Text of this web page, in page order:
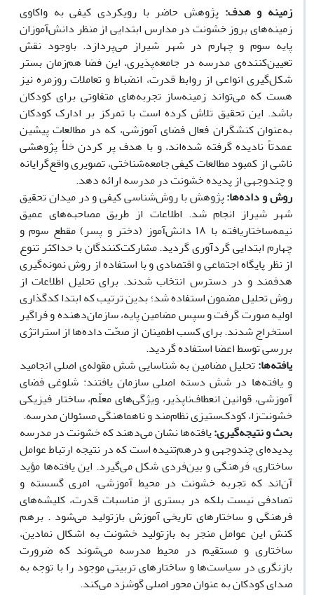
زمینه و هدف: پژوهش حاضر با رویکردی کیفی به واکاوی
زمینه‌های بروز خشونت در مدارس ابتدایی از منظر دانش‌آموزان
پایه سوم و چهارم در شهر شیراز می‌پردازد. باوجود نقش
تعیین‌کننده‌ی مدرسه در جامعه‌پذیری، این فضا هم‌زمان بستر
شکل‌گیری انواعی از روابط قدرت، انضباط و تعاملات روزمره نیز
هست که می‌تواند زمینه‌ساز تجربه‌های متفاوتی برای کودکان
باشد. این تحقیق تلاش کرده است با تمرکز بر ادارک کودکان
به‌عنوان کنشگران فعال فضای آموزشی، که در مطالعات پیشین
عمدتاً نادیده گرفته شده‌اند، و با هدف پر کردن خلأ پژوهشی
ناشی از کمبود مطالعات کیفی جامعه‌شناختی، تصویری واقع‌گرایانه
و چندوجهی از پدیده خشونت در مدرسه ارائه دهد.
روش و دادهها:پژوهش با روش‌شناسی کیفی و در میدان تحقیق
شهر شیراز انجام شد. اطلاعات از طریق مصاحبه‌های عمیق
نیمه‌ساختاریافته با ۱۸ دانش‌آموز (دختر و پسر) مقطع سوم و
چهارم ابتدایی گردآوری گردید. مشارکت‌کنندگان با حداکثر تنوع
از نظر پایگاه اجتماعی و اقتصادی و با استفاده از روش نمونه‌گیری
هدفمند و در دسترس انتخاب شدند. برای تحلیل اطلاعات از
روش تحلیل مضمون استفاده شد؛ بدین ترتیب که ابتدا کدگذاری
اولیه صورت گرفت و سپس مضامین پایه، سازمان‌دهنده و فراگیر
استخراج شدند. برای کسب اطمینان از صحّت داده‌ها از استراتژی
بررسی توسط اعضا استفاده گردید.
یافتهها:تحلیل مضامین به شناسایی شش مقوله‌ی اصلی انجامید
و یافته‌ها در شش دسته اصلی سازمان یافتند: شلوغی فضای
آموزشی، قوانین انعطاف‌ناپذیر، ویژگی‌های معلّم، ساختار فیزیکی
خشونت‌زا، کودک‌ستیزی نظام‌مند و ناهماهنگی مسئولان مدرسه.
بحث و نتیجهگیری:یافته‌ها نشان می‌دهند که خشونت در مدرسه
پدیده‌ای چندوجهی و درهم‌تنیده است که درنتیجه ارتباطعوامل
ساختاری، فرهنگی و بین‌فردی شکل می‌گیرد. این یافته‌ها مؤید
آن‌اند که تجربه خشونت در محیط آموزشی، امری گسسته و
تصادفی نیست بلکه در بستری از مناسبات قدرت، کلیشه‌های
فرهنگی و ساختارهای تاریخی آموزش بازتولید می‌شود. برهم
کنش این عوامل منجر به بازتولید خشونت به اشکال نمادین،
ساختاری و مستقیم در محیط مدرسه می‌شوند که ضرورت
بازنگری در سیاست‌ها و ساختارهای تربیتی موجود را با توجه به
صدای کودکان به عنوان محور اصلی گوشزد می‌کند.